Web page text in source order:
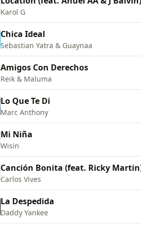
Karol G
Chica Ideal
Sebastian Yatra & Guaynaa
Amigos Con Derechos
Reik & Maluma
Lo Que Te Di
Marc Anthony
Mi Niña
Wisin
Canción Bonita (feat. Ricky
Carlos Vives
La Despedida
Daddy Yankee